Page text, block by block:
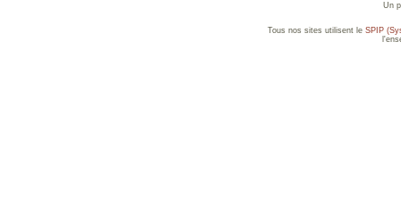
Un
Tous nos sites utilisent le SPIP